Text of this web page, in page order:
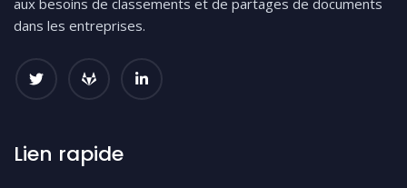
aux besoins de classements et de partages de documents
dans les entreprises.
Lien rapide